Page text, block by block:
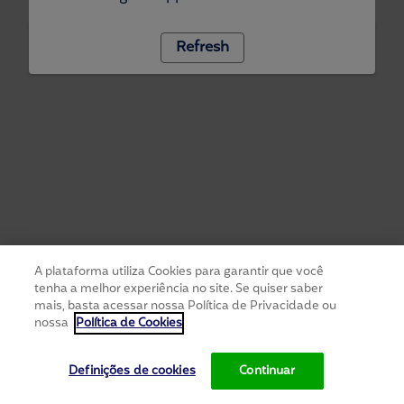
Refresh
A plataforma utiliza Cookies para garantir que você
tenha a melhor experiência no site. Se quiser saber
mais, basta acessar nossa Política de Privacidade ou
nossa Política de Cookies
Definições de cookies Continuar